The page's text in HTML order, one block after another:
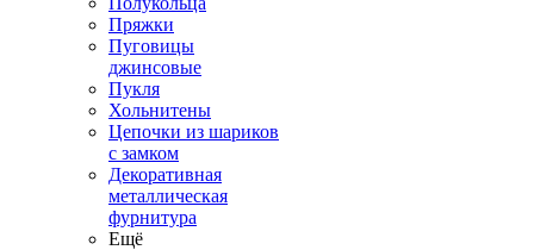
Пряжки
Пуговицы
джинсовые
Пукля
Хольнитены
Цепочки из шариков
с замком
Декоративная
металлическая
фурнитура
Ещё